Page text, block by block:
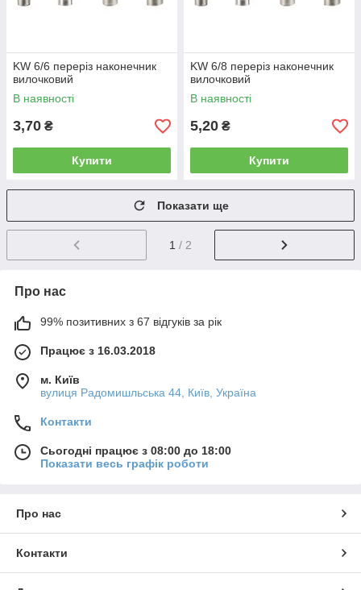
KW 6/6 переріз наконечник
вилочковий
В наявності
3,70 ₴
Купити
KW 6/8 переріз наконечник
вилочковий
В наявності
5,20 ₴
Купити
Показати ще
1 / 2
Про нас
99% позитивних з 67 відгуків за рік
Працює з 16.03.2018
м. Київ
вулиця Радомишльська 44, Київ, Україна
Контакти
Сьогодні працює з 08:00 до 18:00
Показати весь графік роботи
Про нас
Контакти